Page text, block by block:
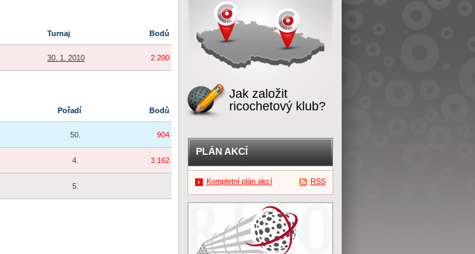
Turnaj Bodů
30. 1. 2010 2 200
Pořadí Bodů
50. 904
4. 3 162
5.
Jak založit
ricochetový klub?
PLÁN AKCÍ
Kompletní plán akcí RSS